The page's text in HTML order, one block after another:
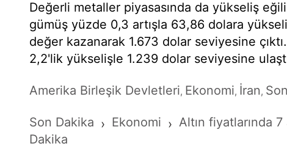
Değerli metaller piyasasında da yükseliş
gümüş yüzde 0,3 artışla 63,86 dolara
değer kazanarak 1.673 dolar seviyesine
2,2'lik yükselişle 1.239 dolar seviyesine
Amerika Birleşik Devletleri, Ekonomi, İran,
Son Dakika › Ekonomi › Altın fiyatlarında
Dakika